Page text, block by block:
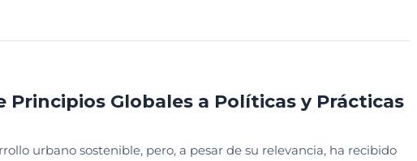
Principios Globales a Políticas y Prácticas
urbano sostenible, pero, a pesar de su relevancia, ha recibido